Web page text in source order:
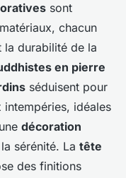
sont
chacun
la durabilité de la
en pierre
séduisent pour
idéales
décoration
sérénité. La tête
des finitions